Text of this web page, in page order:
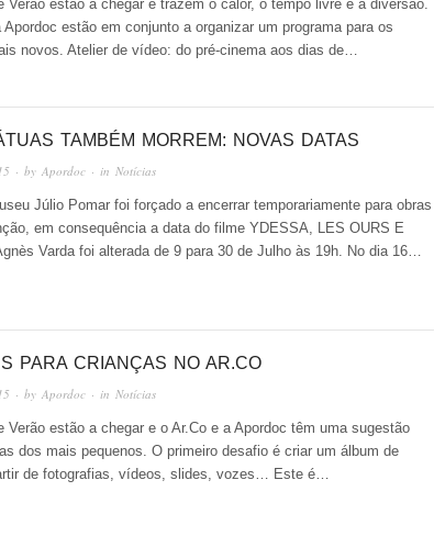
Verão estão a chegar e trazem o calor, o tempo livre e a diversão.
Apordoc estão em conjunto a organizar um programa para os
novos. Atelier de vídeo: do pré-cinema aos dias de…
TAMBÉM MORREM: NOVAS DATAS
· by Apordoc · in Notícias
Júlio Pomar foi forçado a encerrar temporariamente para obras
em consequência a data do filme YDESSA, LES OURS E
Varda foi alterada de 9 para 30 de Julho às 19h. No dia 16…
PARA CRIANÇAS NO AR.CO
· by Apordoc · in Notícias
Verão estão a chegar e o Ar.Co e a Apordoc têm uma sugestão
dos mais pequenos. O primeiro desafio é criar um álbum de
de fotografias, vídeos, slides, vozes… Este é…